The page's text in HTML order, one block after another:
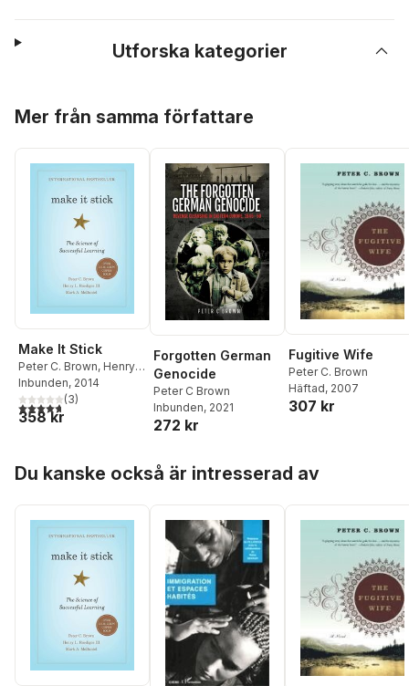
Utforska kategorier
Mer från samma författare
Make It Stick
Peter C. Brown, Henry
L. Roediger III,Mark A.
McDaniel
Inbunden, 2014
4,7utav 5 stjärnor. Totalt antal röster:
(3)
358 kr
Forgotten German
Genocide
Peter C Brown
Inbunden, 2021
272 kr
Fugitive Wife
Peter C. Brown
Häftad, 2007
307 kr
Du kanske också är intresserad av